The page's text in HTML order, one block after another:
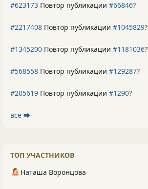
#623173 Повтор публикации #66846?
#2217408 Повтор публикации #1045829?
#1345200 Повтор публикации #1181036?
#568558 Повтор публикации #129287?
#205619 Повтор публикации #1290?
все ⮕
ТОП УЧАСТНИКОВ
Наташа Воронцова